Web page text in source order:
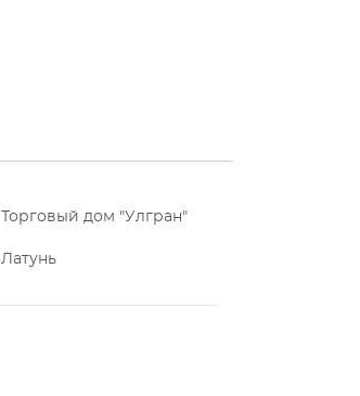
Торговый дом "Улгран"
Латунь